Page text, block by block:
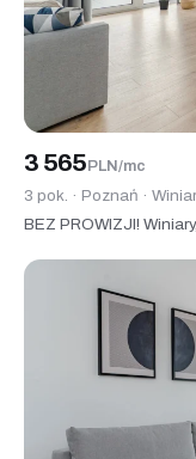
3 565 PLN/mc
3 pok. · Poznań ·
BEZ PROWIZJI!